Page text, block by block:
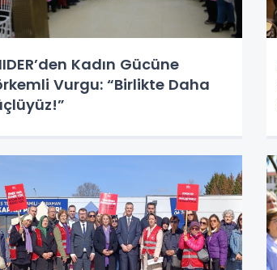
Kadın Gücüne
Vurgu: “Birlikte Daha